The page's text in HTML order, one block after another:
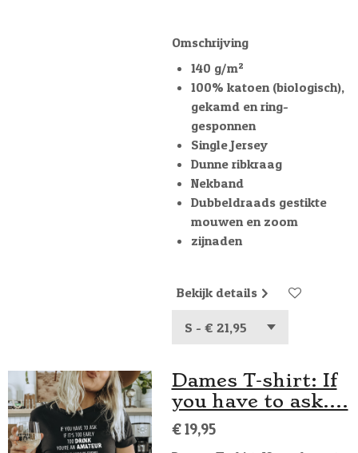
Omschrijving
140 g/m²
100% katoen (biologisch),
gekamd en ring-
gesponnen
Single Jersey
Dunne ribkraag
Nekband
Dubbeldraads gestikte
mouwen en zoom
zijnaden
Bekijk details
Dames T-shirt: If
you have to ask....
€ 19,95